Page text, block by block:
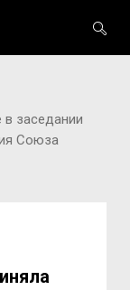
в заседании
Союза